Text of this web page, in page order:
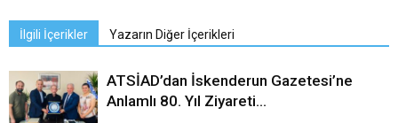
İlgili İçerikler Yazarın Diğer İçerikleri
ATSİAD’dan İskenderun Gazetesi’ne
Anlamlı 80. Yıl Ziyareti…